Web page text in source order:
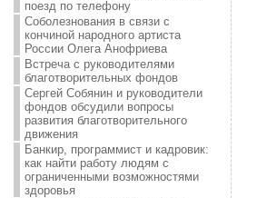
поезд по телефону
Соболезнования в связи с
кончиной народного артиста
России Олега Анофриева
Встреча с руководителями
благотворительных фондов
Сергей Собянин и руководители
фондов обсудили вопросы
развития благотворительного
движения
Банкир, программист и кадровик:
как найти работу людям с
ограниченными возможностями
здоровья